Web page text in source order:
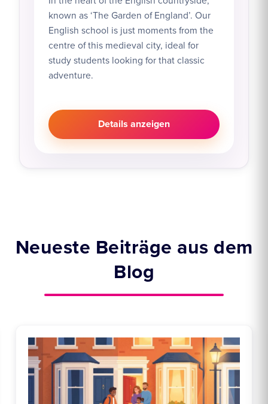
known as ‘The Garden of England’. Our
English school is just moments from the
centre of this medieval city, ideal for
study students looking for that classic
adventure.
Details anzeigen
Neueste Beiträge aus dem
Blog